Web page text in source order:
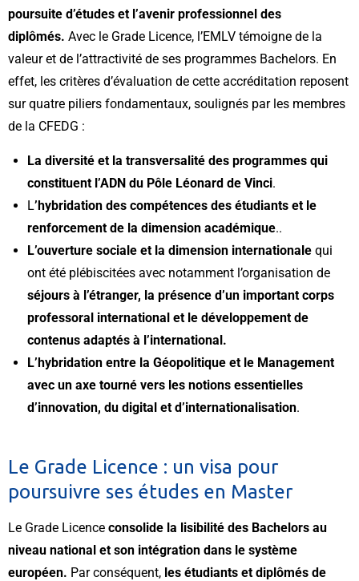
poursuite d’études et l’avenir professionnel des
diplômés. Avec le Grade Licence, l’EMLV témoigne de la
valeur et de l’attractivité de ses programmes Bachelors. En
effet, les critères d’évaluation de cette accréditation reposent
sur quatre piliers fondamentaux, soulignés par les membres
de la CFEDG :
La diversité et la transversalité des programmes qui
constituent l’ADN du Pôle Léonard de Vinci.
L’hybridation des compétences des étudiants et le
renforcement de la dimension académique..
L’ouverture sociale et la dimension internationale qui
ont été plébiscitées avec notamment l’organisation de
séjours à l’étranger, la présence d’un important corps
professoral international et le développement de
contenus adaptés à l’international.
L’hybridation entre la Géopolitique et le Management
avec un axe tourné vers les notions essentielles
d’innovation, du digital et d’internationalisation.
Le Grade Licence : un visa pour
poursuivre ses études en Master
Le Grade Licence consolide la lisibilité des Bachelors au
niveau national et son intégration dans le système
européen. Par conséquent, les étudiants et diplômés de